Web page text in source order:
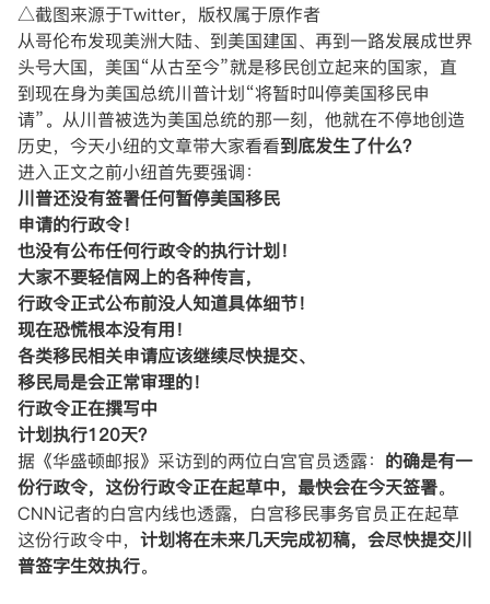
△截图来源于Twitter，版权属于原作者
从哥伦布发现美洲大陆、到美国建国、再到一路发展成世界
头号大国，美国“从古至今”就是移民创立起来的国家，直
到现在身为美国总统川普计划“将暂时叫停美国移民申
请”。从川普被选为美国总统的那一刻，他就在不停地创造
历史，今天小纽的文章带大家看看到底发生了什么？
进入正文之前小纽首先要强调：
川普还没有签署任何暂停美国移民
申请的行政令！
也没有公布任何行政令的执行计划！
大家不要轻信网上的各种传言，
行政令正式公布前没人知道具体细节！
现在恐慌根本没有用！
各类移民相关申请应该继续尽快提交、
移民局是会正常审理的！
行政令正在撰写中
计划执行120天？
据《华盛顿邮报》采访到的两位白宫官员透露： 的确是有一
份行政令，这份行政令正在起草中，最快会在今天签署。
CNN记者的白宫内线也透露，白宫移民事务官员正在起草
这份行政令中， 计划将在未来几天完成初稿，会尽快提交川
普签字生效执行。